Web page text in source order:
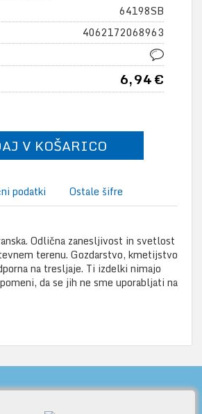
64198SB
4062172068963
6,94 €
V KOŠARICO
podatki Ostale šifre
Odlična zanesljivost in svetlost
terenu. Gozdarstvo, kmetijstvo
na tresljaje. Ti izdelki nimajo
da se jih ne sme uporabljati na